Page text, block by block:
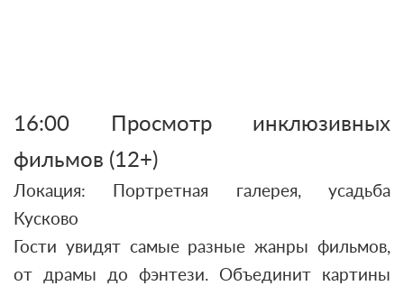
16:00 Просмотр инклюзивных
фильмов (12+)
Локация: Портретная галерея, усадьба
Кусково
Гости увидят самые разные жанры фильмов,
от драмы до фэнтези. Объединит картины